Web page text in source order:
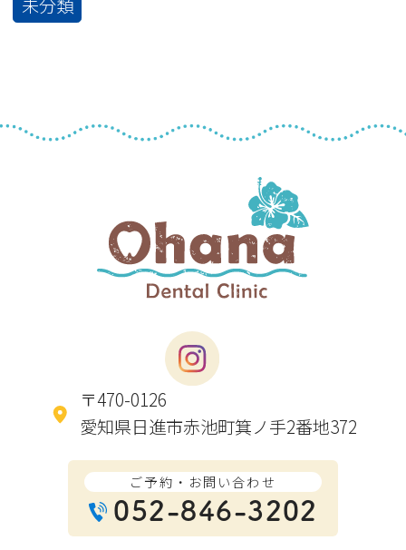
未分類
〒470-0126
愛知県日進市赤池町箕ノ手2番地372
ご予約・お問い合わせ
052-846-3202